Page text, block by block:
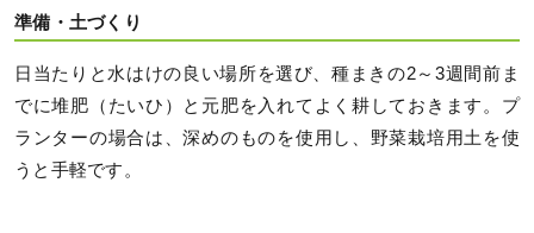
準備・土づくり
日当たりと水はけの良い場所を選び、種まきの2～3週間前ま
でに堆肥（たいひ）と元肥を入れてよく耕しておきます。プ
ランターの場合は、深めのものを使用し、野菜栽培用土を使
うと手軽です。